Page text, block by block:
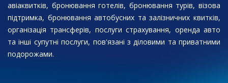
авіаквитків, бронювання готелів, бронювання турів, візова
підтримка, бронювання автобусних та залізничних квитків,
організація трансферів, послуги страхування, оренда авто
та інші супутні послуги, пов'язані з діловими та приватними
подорожами.